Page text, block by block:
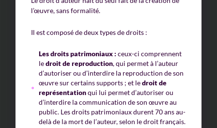
l’œuvre, sans formalité.
Il est composé de deux types de droits :
Les droits patrimoniaux : ceux-ci comprennent
ledroit de reproduction, qui permet à l’auteur
d’autoriser ou d’interdire la reproduction de son
œuvre sur certains supports ; et ledroit de
représentationqui lui permet d’autoriser ou
d’interdire la communication de son œuvre au
public. Les droits patrimoniaux durent 70 ans au-
delà de la mort de l’auteur, selon le droit français.